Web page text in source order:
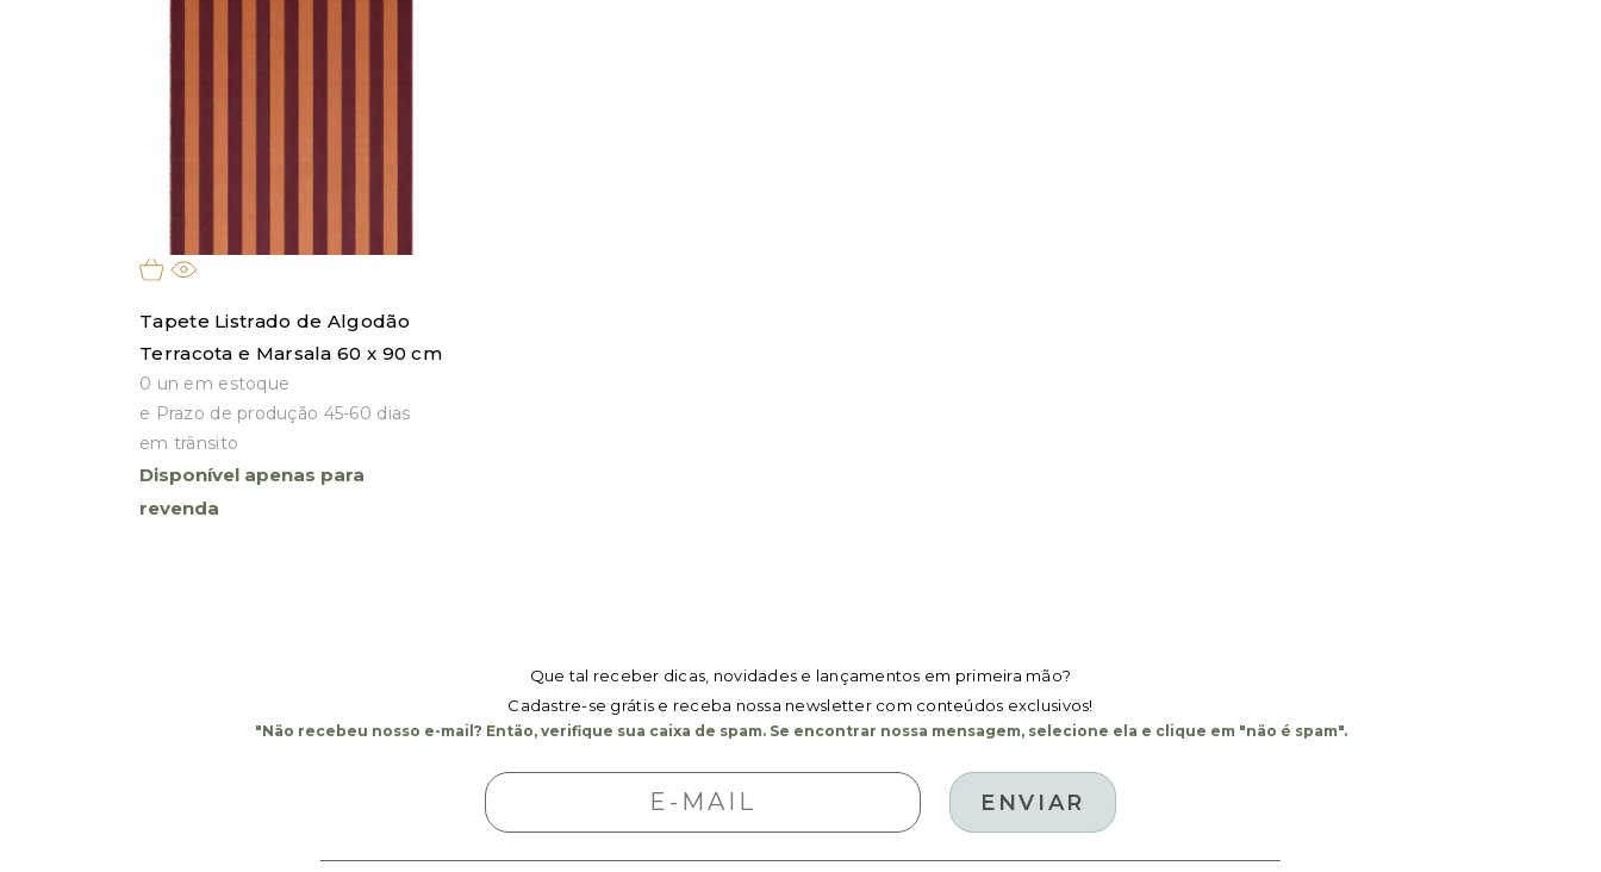
Tapete Listrado de Algodão
Terracota e Marsala 60 x 90 cm
0 un em estoque
e Prazo de produção 45-60 dias
em trânsito
Disponível apenas para
revenda
Que tal receber dicas, novidades e lançamentos em primeira mão?
Cadastre-se grátis e receba nossa newsletter com conteúdos exclusivos!
"Não recebeu nosso e-mail? Então, verifique sua caixa de spam. Se encontrar nossa mensagem, selecione ela e clique em "não é spam".